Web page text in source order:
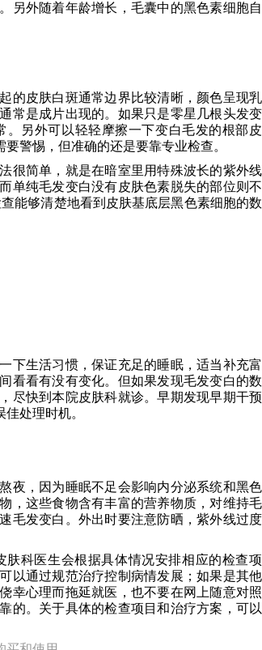
另外随着年龄增长，毛囊中的黑色素细胞自
的皮肤白斑通常边界比较清晰，颜色呈现乳
常是成片出现的。如果只是零星几根头发变
另外可以轻轻摩擦一下变白毛发的根部皮
警惕，但准确的还是要靠专业检查。
很简单，就是在暗室里用特殊波长的紫外线
单纯毛发变白没有皮肤色素脱失的部位则不
能够清楚地看到皮肤基底层黑色素细胞的数
下生活习惯，保证充足的睡眠，适当补充富
看看有没有变化。但如果发现毛发变白的数
尽快到本院皮肤科就诊。早期发现早期干预
处理时机。
夜，因为睡眠不足会影响内分泌系统和黑色
，这些食物含有丰富的营养物质，对维持毛
毛发变白。外出时要注意防晒，紫外线过度
科医生会根据具体情况安排相应的检查项
以通过规范治疗控制病情发展；如果是其他
幸心理而拖延就医，也不要在网上随意对照
的。关于具体的检查项目和治疗方案，可以